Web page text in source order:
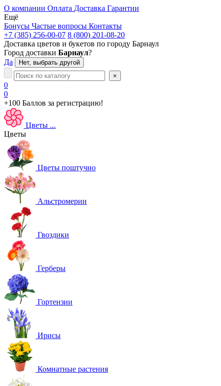
О компании Оплата Доставка Гарантии
Ещё
Бонусы Частые вопросы Контакты
+7 (385) 256-00-07 8 (800) 201-08-20
Доставка цветов и букетов по городу Барнаул
Город доставки Барнаул?
Да
Нет, выбрать другой
×
0
0
+100 Баллов за регистрацию!
Цветы ...
Цветы
Цветы поштучно
Альстромерии
Гвоздики
Герберы
Гортензии
Ирисы
Комнатные растения